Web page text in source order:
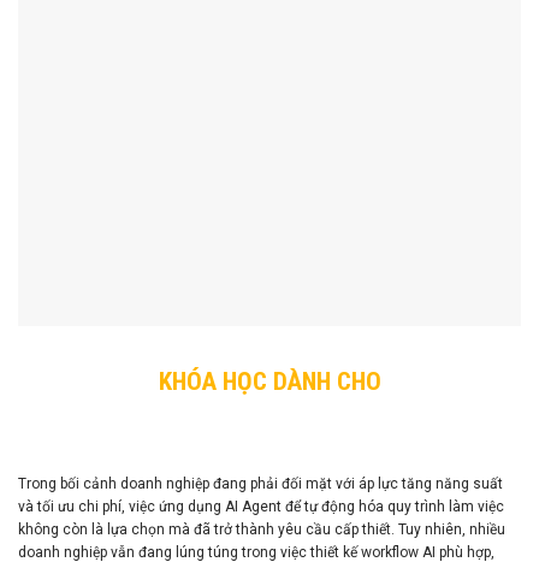
KHÓA HỌC DÀNH CHO
Trong bối cảnh doanh nghiệp đang phải đối mặt với áp lực tăng năng suất
và tối ưu chi phí, việc ứng dụng AI Agent để tự động hóa quy trình làm việc
không còn là lựa chọn mà đã trở thành yêu cầu cấp thiết. Tuy nhiên, nhiều
doanh nghiệp vẫn đang lúng túng trong việc thiết kế workflow AI phù hợp,